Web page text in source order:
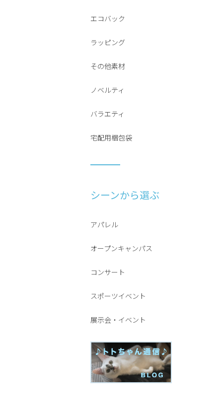
エコバック
ラッピング
その他素材
ノベルティ
バラエティ
宅配用梱包袋
シーンから選ぶ
アパレル
オープンキャンパス
コンサート
スポーツイベント
展示会・イベント